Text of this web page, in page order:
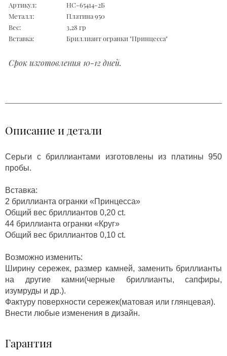
Артикул:
НС-65414-2Б
Металл:
Платина 950
Вес:
3,28 гр
Вставка:
Бриллиант огранки "Принцесса"
Срок изготовления 10-12 дней.
Описание и детали
Серьги с бриллиантами изготовлены из платины 950
пробы.
Вставка:
2 бриллианта огранки «Принцесса»
Общий вес бриллиантов 0,20 ct.
44 бриллианта огранки «Круг»
Общий вес бриллиантов 0,10 ct.
Возможно изменить:
Ширину сережек, размер камней, заменить бриллианты
на другие камни(черные бриллианты, сапфиры,
изумруды и др.).
Фактуру поверхности сережек(матовая или глянцевая).
Внести любые изменения в дизайн.
Гарантия